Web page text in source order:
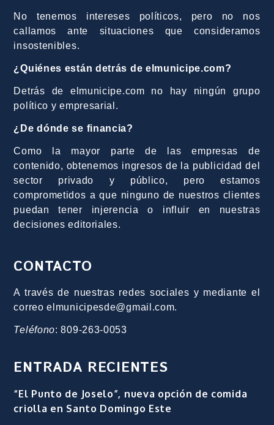
No tenemos intereses políticos, pero no nos
callamos ante situaciones que consideramos
insostenibles.
¿Quiénes están detrás de elmunicipe.com?
Detrás de elmunicipe.com no hay ningún grupo
político y empresarial.
¿De dónde se financia?
Como la mayor parte de las empresas de
contenido, obtenemos ingresos de la publicidad del
sector privado y público, pero estamos
comprometidos a que ninguno de nuestros clientes
puedan tener injerencia o influir en nuestras
decisiones editoriales.
CONTACTO
A través de nuestras redes sociales y mediante el
correo elmunicipesde@gmail.com.
Teléfono: 809-263-0053
ENTRADA RECIENTES
“El Punto de Joselo”, nueva opción de comida
criolla en Santo Domingo Este